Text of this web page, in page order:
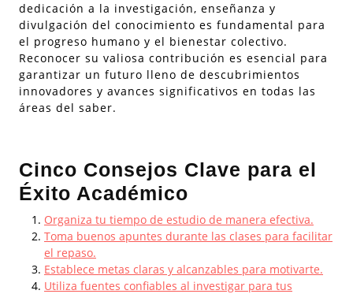
dedicación a la investigación, enseñanza y
divulgación del conocimiento es fundamental para
el progreso humano y el bienestar colectivo.
Reconocer su valiosa contribución es esencial para
garantizar un futuro lleno de descubrimientos
innovadores y avances significativos en todas las
áreas del saber.
Cinco Consejos Clave para el
Éxito Académico
Organiza tu tiempo de estudio de manera efectiva.
Toma buenos apuntes durante las clases para facilitar
el repaso.
Establece metas claras y alcanzables para motivarte.
Utiliza fuentes confiables al investigar para tus